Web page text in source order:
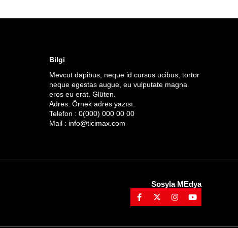
Bilgi
Mevcut dapibus, neque id cursus ucibus, tortor
neque egestas augue, eu vulputate magna
eros eu erat. Glüten.
Adres: Örnek adres yazısı.
Telefon : 0(000) 000 00 00
Mail : info@ticimax.com
Sosyla MEdya